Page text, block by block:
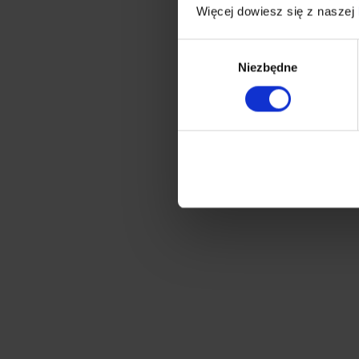
Więcej dowiesz się z naszej
Niezbędne